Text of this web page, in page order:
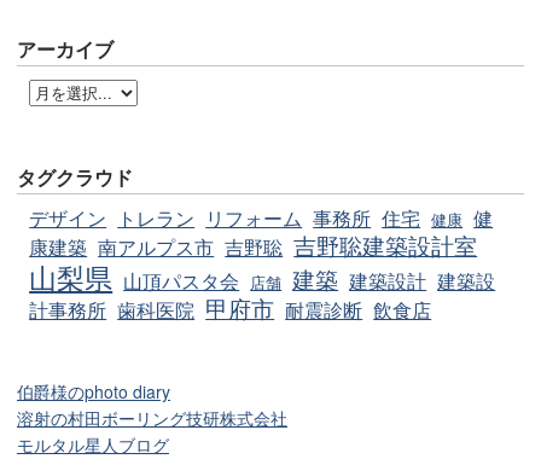
アーカイブ
タグクラウド
デザイン トレラン リフォーム 事務所 住宅 健康 健
康建築 南アルプス市 吉野聡 吉野聡建築設計室
山梨県 山頂パスタ会 店舗 建築 建築設計 建築設
計事務所 歯科医院 甲府市 耐震診断 飲食店
伯爵様のphoto diary
溶射の村田ボーリング技研株式会社
モルタル星人ブログ